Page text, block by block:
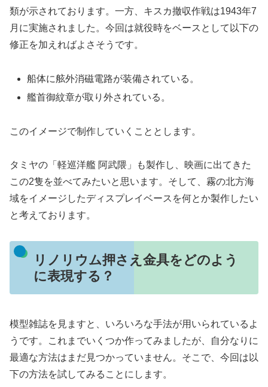
類が示されております。一方、キスカ撤収作戦は1943年7
月に実施されました。今回は就役時をベースとして以下の
修正を加えればよさそうです。
船体に舷外消磁電路が装備されている。
艦首御紋章が取り外されている。
このイメージで制作していくこととします。
タミヤの「軽巡洋艦 阿武隈」も製作し、映画に出てきた
この2隻を並べてみたいと思います。そして、霧の北方海
域をイメージしたディスプレイベースを何とか製作したい
と考えております。
リノリウム押さえ金具をどのよう
に表現する？
模型雑誌を見ますと、いろいろな手法が用いられているよ
うです。これまでいくつか作ってみましたが、自分なりに
最適な方法はまだ見つかっていません。そこで、今回は以
下の方法を試してみることにします。